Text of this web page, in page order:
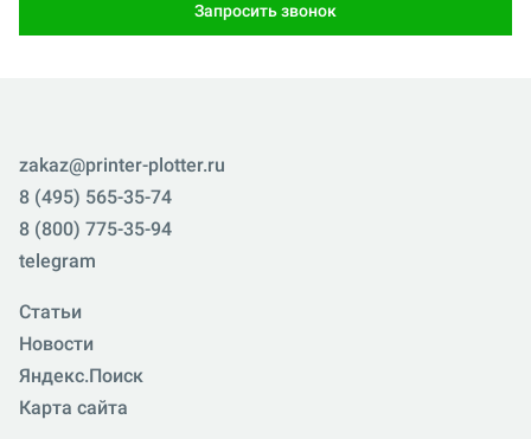
Запросить звонок
zakaz@printer-plotter.ru
8 (495) 565-35-74
8 (800) 775-35-94
telegram
Статьи
Новости
Яндекс.Поиск
Карта сайта